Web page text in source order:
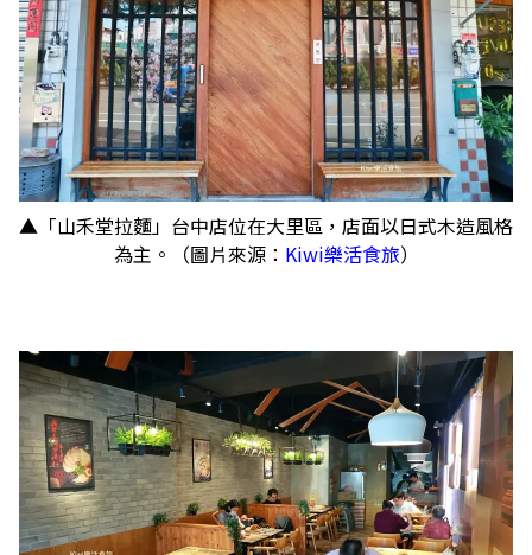
▲「山禾堂拉麵」台中店位在大里區，店面以日式木造風格
為主。（圖片來源： Kiwi樂活食旅）